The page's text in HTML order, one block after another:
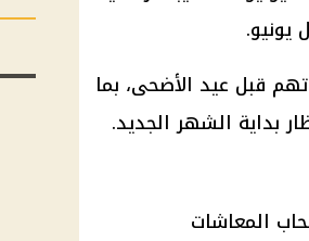
قبل عيد الأضحى، بما
بداية الشهر الجديد.
من أصحاب المعاشات